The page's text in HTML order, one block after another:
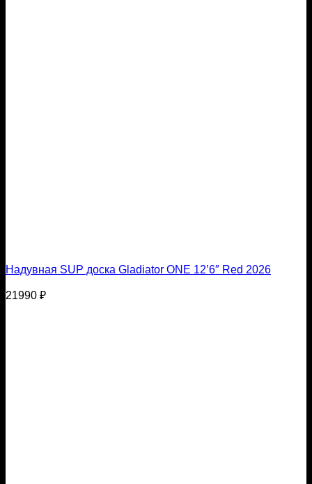
Надувная SUP доска Gladiator ONE 12’6″ Red 2026
21990 ₽